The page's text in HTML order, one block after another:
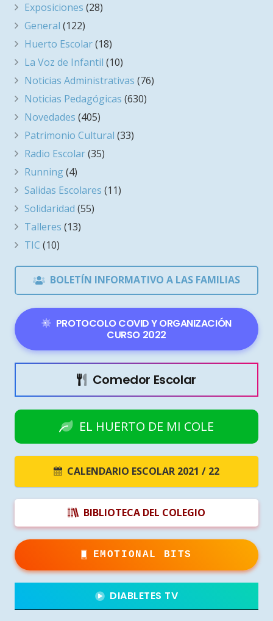
Exposiciones (28)
General (122)
Huerto Escolar(18)
La Voz de Infantil (10)
Noticias Administrativas (76)
Noticias Pedagógicas (630)
Novedades (405)
Patrimonio Cultural (33)
Radio Escolar(35)
Running(4)
Salidas Escolares (11)
Solidaridad (55)
Talleres (13)
TIC (10)
BOLETÍN INFORMATIVO A LAS FAMILIAS
PROTOCOLO COVID Y ORGANIZACIÓN
CURSO 2022
Comedor Escolar
EL HUERTO DE MI COLE
CALENDARIO ESCOLAR 2021 / 22
BIBLIOTECA DEL COLEGIO
EMOTIONAL BITS
DIABLETES TV